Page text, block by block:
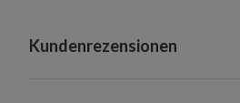
Kundenrezensionen